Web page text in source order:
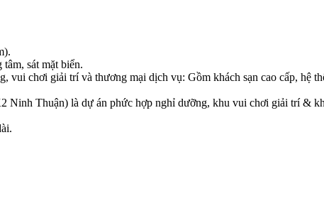
sát mặt biển.
vui chơi giải trí và thương mại dịch vụ: Gồm khách sạn cao cấp, hệ
Ninh Thuận) là dự án phức hợp nghỉ dưỡng, khu vui chơi giải trí &